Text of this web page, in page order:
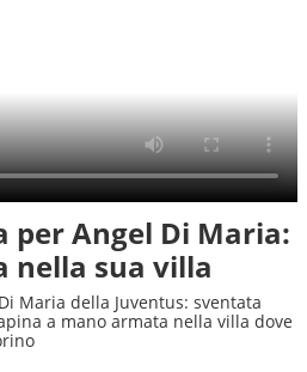
per Angel Di Maria:
nella sua villa
Maria della Juventus: sventata
a mano armata nella villa dove